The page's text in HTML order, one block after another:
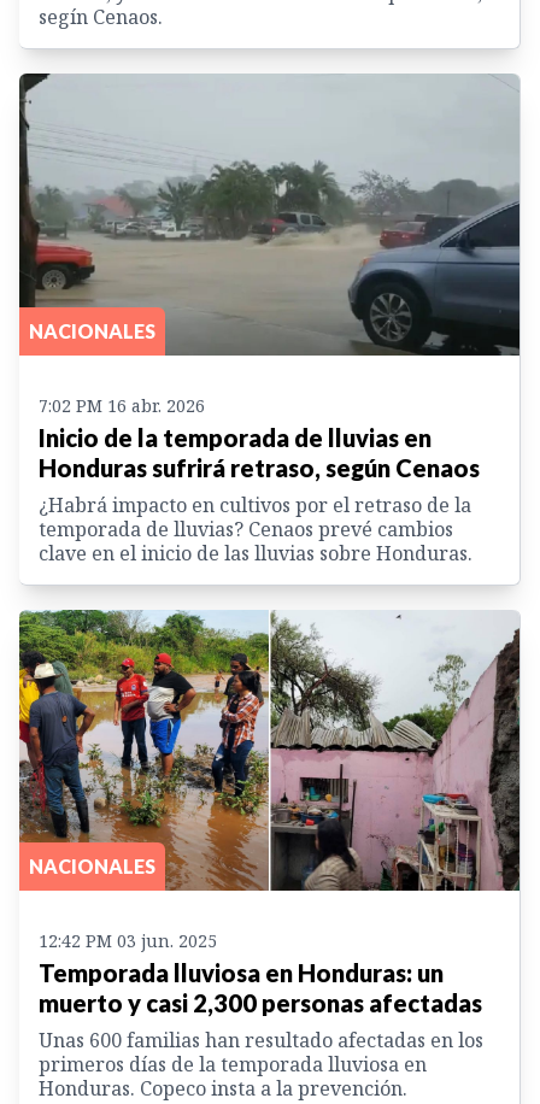
segín Cenaos.
NACIONALES
7:02 PM 16 abr. 2026
Inicio de la temporada de lluvias en
Honduras sufrirá retraso, según Cenaos
¿Habrá impacto en cultivos por el retraso de la
temporada de lluvias? Cenaos prevé cambios
clave en el inicio de las lluvias sobre Honduras.
NACIONALES
12:42 PM 03 jun. 2025
Temporada lluviosa en Honduras: un
muerto y casi 2,300 personas afectadas
Unas 600 familias han resultado afectadas en los
primeros días de la temporada lluviosa en
Honduras. Copeco insta a la prevención.